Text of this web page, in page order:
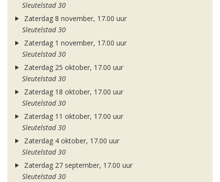
Sleutelstad 30
Zaterdag 8 november, 17.00 uur
Sleutelstad 30
Zaterdag 1 november, 17.00 uur
Sleutelstad 30
Zaterdag 25 oktober, 17.00 uur
Sleutelstad 30
Zaterdag 18 oktober, 17.00 uur
Sleutelstad 30
Zaterdag 11 oktober, 17.00 uur
Sleutelstad 30
Zaterdag 4 oktober, 17.00 uur
Sleutelstad 30
Zaterdag 27 september, 17.00 uur
Sleutelstad 30